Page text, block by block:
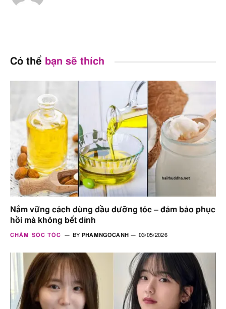
Có thể bạn sẽ thích
Nắm vững cách dùng dầu dưỡng tóc – đảm bảo phục
hồi mà không bết dính
CHĂM SÓC TÓC BY PHAMNGOCANH 03/05/2026